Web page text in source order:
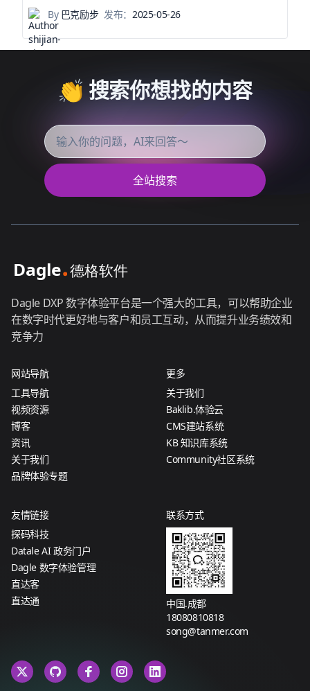
By巴克励步 发布： 2025-05-26
👏 搜索你想找的内容
全站搜索
Dagle DXP 数字体验平台是一个强大的工具，可以帮助企业
在数字时代更好地与客户和员工互动，从而提升业务绩效和
竞争力
网站导航
工具导航
视频资源
博客
资讯
关于我们
品牌体验专题
更多
关于我们
Baklib.体验云
CMS建站系统
KB 知识库系统
Community社区系统
友情链接
探码科技
Datale AI 政务门户
Dagle 数字体验管理
直达客
直达通
联系方式
中国.成都
18080810818
song@tanmer.com